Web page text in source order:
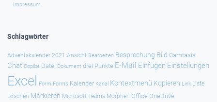
Impressum
Schlagwörter
Adventskalender 2021 Ansicht Bearbeiten Besprechung Bild Camtasia
Chat Copilot Datei Dokument drei Punkte E-Mail Einfügen Einstellungen
Excel Form Forms Kalender Kanal Kontextmenü Kopieren Link Liste
Löschen Markieren Microsoft Teams Morphen Office OneDrive